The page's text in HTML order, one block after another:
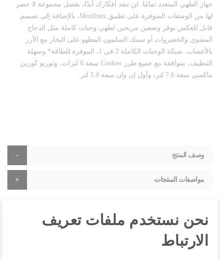
جهاز الطهي المتعدد تمامًا. لن تنفد أفكارك أبدًا، بفضل مجموعة لا حصر
لها من الوصفات المتوفرة على تطبيق Moulinex، بالإضافة إلى تصميم
قابل للعكس يوفر وضعين مريحين لطهي وجبات كاملة مثل الدجاج
المشوي والخضروات أو سمك السلمون المطهو على البخار مع الأرز
بالأعشاب. شبكة الوجبات الكاملة 2 في 1، الموفرة للطاقة* وسهلة
التنظيف، متوافقة مع جميع طرز Cookeo سعة 6 لترات، وتوربو كوزين
ماكسي سعة 7.6 لتر، وأول إن وان سعة 5.8 لتر.
المراجعات
وصف المنتج
مواصفات المنتجات
نحن نستخدم ملفات تعريف
الارتباط